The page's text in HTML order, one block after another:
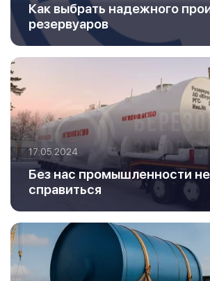
Как выбрать надежного
резервуаров
17.05.2024
Без нас промышленности не
справиться